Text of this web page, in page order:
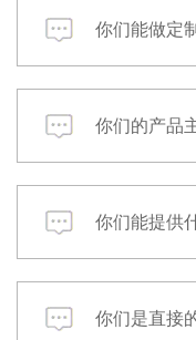
你们能做定
你们的产品
你们能提供
你们是直接